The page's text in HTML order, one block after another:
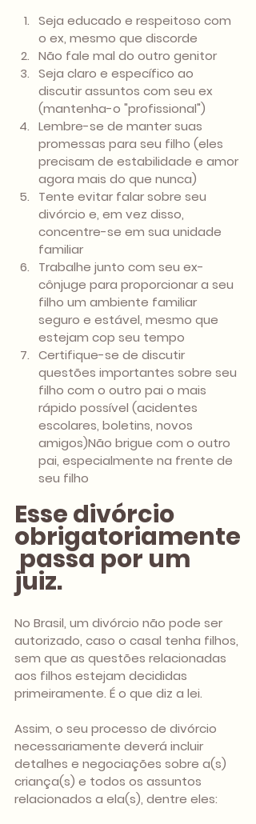
Seja educado e respeitoso com
o ex, mesmo que discorde
Não fale mal do outro genitor
Seja claro e específico ao
discutir assuntos com seu ex
(mantenha-o "profissional")
Lembre-se de manter suas
promessas para seu filho (eles
precisam de estabilidade e amor
agora mais do que nunca)
Tente evitar falar sobre seu
divórcio e, em vez disso,
concentre-se em sua unidade
familiar
Trabalhe junto com seu ex-
cônjuge para proporcionar a seu
filho um ambiente familiar
seguro e estável, mesmo que
estejam cop seu tempo
Certifique-se de discutir
questões importantes sobre seu
filho com o outro pai o mais
rápido possível (acidentes
escolares, boletins, novos
amigos)Não brigue com o outro
pai, especialmente na frente de
seu filho
Esse divórcio
obrigatoriamente
passa por um
juiz.
No Brasil, um divórcio não pode ser
autorizado, caso o casal tenha filhos,
sem que as questões relacionadas
aos filhos estejam decididas
primeiramente. É o que diz a lei.
Assim, o seu processo de divórcio
necessariamente deverá incluir
detalhes e negociações sobre a(s)
criança(s) e todos os assuntos
relacionados a ela(s), dentre eles: